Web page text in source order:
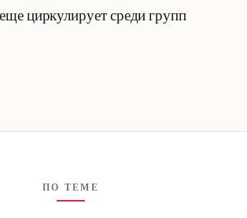
циркулирует среди групп
ПО ТЕМЕ